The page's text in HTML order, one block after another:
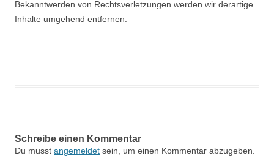
Bekanntwerden von Rechtsverletzungen werden wir derartige
Inhalte umgehend entfernen.
Schreibe einen Kommentar
Du musst angemeldet sein, um einen Kommentar abzugeben.